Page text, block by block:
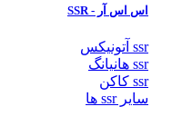
اس اس آر - SSR
ssr آتونیکس
ssr هانیانگ
ssr کاکن
سایر ssr ها